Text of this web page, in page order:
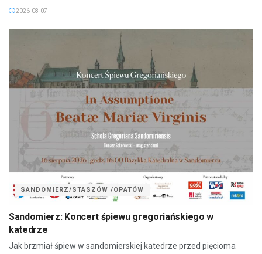
2026-08-07
SANDOMIERZ/STASZÓW /OPATÓW
Sandomierz: Koncert śpiewu gregoriańskiego w
katedrze
Jak brzmiał śpiew w sandomierskiej katedrze przed pięcioma